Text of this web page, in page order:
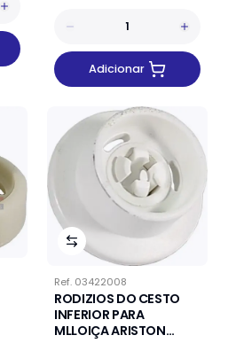
Adicionar
Ref. 03422008
RODIZIOS DO CESTO
INFERIOR PARA
MLLOIÇA ARISTON